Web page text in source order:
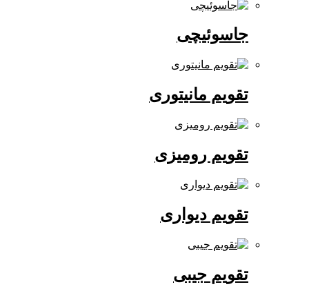
جاسوئیچی
تقویم مانیتوری
تقویم رومیزی
تقویم دیواری
تقویم جیبی